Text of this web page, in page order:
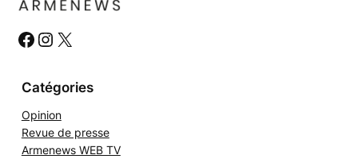
c
h
e
# # #
Catégories
Opinion
Revue de presse
Armenews WEB TV